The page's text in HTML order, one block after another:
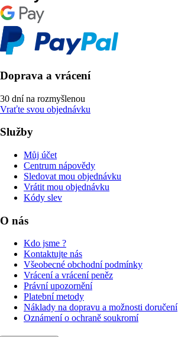
Doprava a vrácení
30 dní na rozmyšlenou
Vraťte svou objednávku
Služby
Můj účet
Centrum nápovědy
Sledovat mou objednávku
Vrátit mou objednávku
Kódy slev
O nás
Kdo jsme ?
Kontaktujte nás
Všeobecné obchodní podmínky
Vrácení a vrácení peněz
Právní upozornění
Platební metody
Náklady na dopravu a možnosti doručení
Oznámení o ochraně soukromí